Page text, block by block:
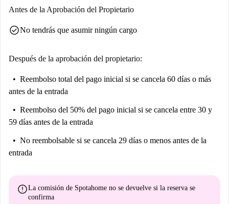
Antes de la Aprobación del Propietario
check_circleNo tendrás que asumir ningún cargo
Después de la aprobación del propietario:
Reembolso total del pago inicial si se cancela 60 días o más
antes de la entrada
Reembolso del 50% del pago inicial si se cancela entre 30 y
59 días antes de la entrada
No reembolsable si se cancela 29 días o menos antes de la
entrada
errorLa comisión de Spotahome no se devuelve si la reserva se
confirma